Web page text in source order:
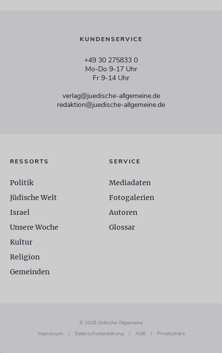
KUNDENSERVICE
+49 30 275833 0
Mo-Do 9-17 Uhr
Fr 9-14 Uhr
verlag@juedische-allgemeine.de
redaktion@juedische-allgemeine.de
RESSORTS
Politik
Jüdische Welt
Israel
Unsere Woche
Kultur
Religion
Gemeinden
SERVICE
Mediadaten
Fotogalerien
Autoren
Glossar
© 2026 Jüdische Allgemeine
Impressum
/ Datenschutzerklärung / AGB / Privatsphäre